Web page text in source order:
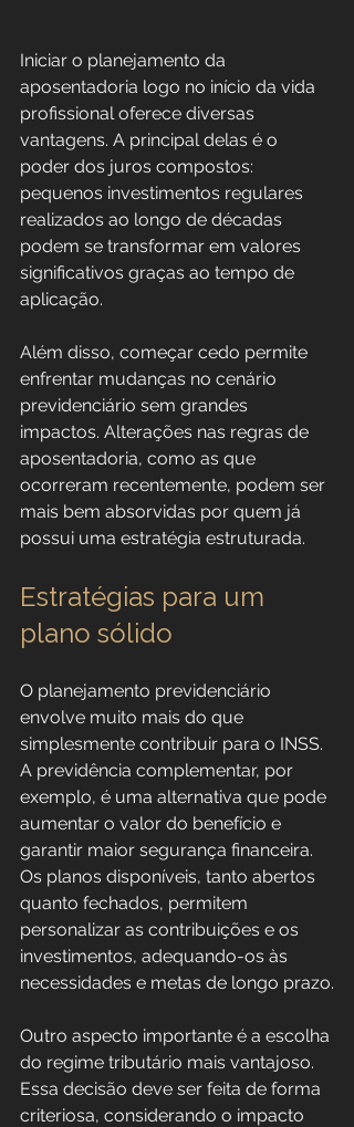
Iniciar o planejamento da
aposentadoria logo no início da vida
profissional oferece diversas
vantagens. A principal delas é o
poder dos juros compostos:
pequenos investimentos regulares
realizados ao longo de décadas
podem se transformar em valores
significativos graças ao tempo de
aplicação.
Além disso, começar cedo permite
enfrentar mudanças no cenário
previdenciário sem grandes
impactos. Alterações nas regras de
aposentadoria, como as que
ocorreram recentemente, podem ser
mais bem absorvidas por quem já
possui uma estratégia estruturada.
Estratégias para um
plano sólido
O planejamento previdenciário
envolve muito mais do que
simplesmente contribuir para o INSS.
A previdência complementar, por
exemplo, é uma alternativa que pode
aumentar o valor do benefício e
garantir maior segurança financeira.
Os planos disponíveis, tanto abertos
quanto fechados, permitem
personalizar as contribuições e os
investimentos, adequando-os às
necessidades e metas de longo prazo.
Outro aspecto importante é a escolha
do regime tributário mais vantajoso.
Essa decisão deve ser feita de forma
criteriosa, considerando o impacto